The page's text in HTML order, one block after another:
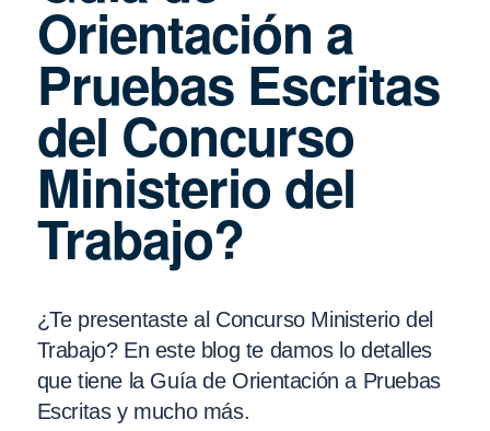
Orientación a
Pruebas Escritas
del Concurso
Ministerio del
Trabajo?
¿Te presentaste al Concurso Ministerio del
Trabajo? En este blog te damos lo detalles
que tiene la Guía de Orientación a Pruebas
Escritas y mucho más.